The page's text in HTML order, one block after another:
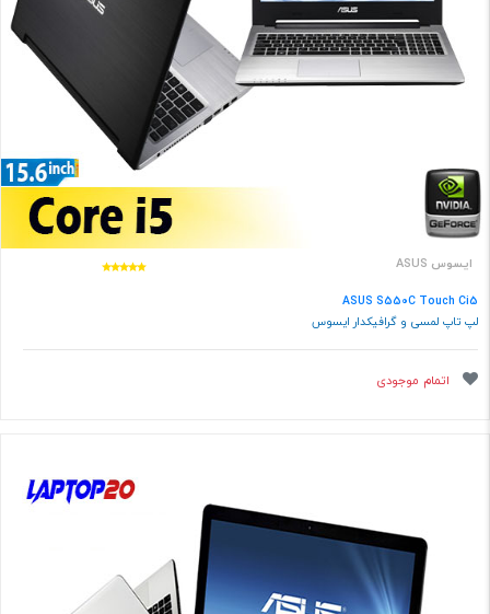
ایسوس ASUS
ASUS S550C Touch Ci5
لپ تاپ لمسی و گرافیکدار ایسوس
اتمام موجودی